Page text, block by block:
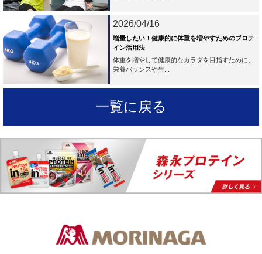
2026/04/16
増量したい！健康的に体重を増やすためのプロテ
イン活用法
体重を増やして健康的なカラダを目指すために、
栄養バランスや生...
一覧に戻る